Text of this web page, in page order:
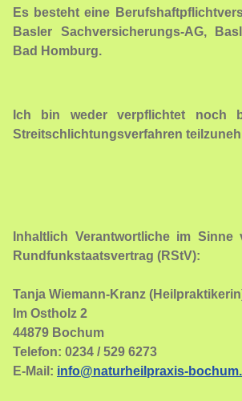
Es besteht eine
Basler Sachversicherungs-AG,
Bad Homburg.
Ich bin weder verpflichtet noch
Streitschlichtungsverfahren
Inhaltlich Verantwortliche im
Rundfunkstaatsvertrag (RStV):
Tanja Wiemann-Kranz
Im Ostholz 2
44879 Bochum
Telefon: 0234 / 529 6273
E-Mail: info@naturheilpraxis-